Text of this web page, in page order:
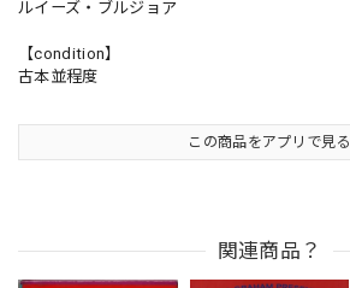
ルイーズ・ブルジョア
【condition】
古本並程度
この商品をアプリで見る
関連商品？